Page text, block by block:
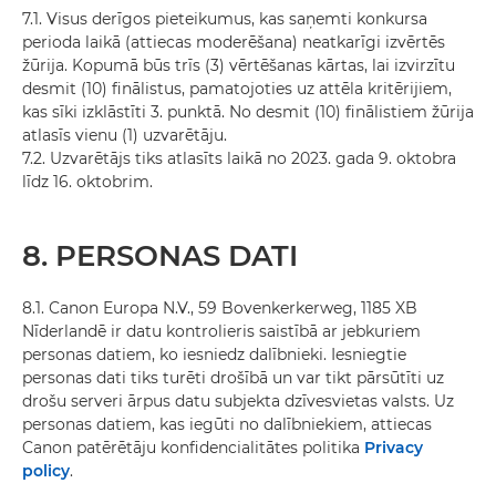
7.1. Visus derīgos pieteikumus, kas saņemti konkursa
perioda laikā (attiecas moderēšana) neatkarīgi izvērtēs
žūrija. Kopumā būs trīs (3) vērtēšanas kārtas, lai izvirzītu
desmit (10) finālistus, pamatojoties uz attēla kritērijiem,
kas sīki izklāstīti 3. punktā. No desmit (10) finālistiem žūrija
atlasīs vienu (1) uzvarētāju.
7.2. Uzvarētājs tiks atlasīts laikā no 2023. gada 9. oktobra
līdz 16. oktobrim.
8. PERSONAS DATI
8.1. Canon Europa N.V., 59 Bovenkerkerweg, 1185 XB
Nīderlandē ir datu kontrolieris saistībā ar jebkuriem
personas datiem, ko iesniedz dalībnieki. Iesniegtie
personas dati tiks turēti drošībā un var tikt pārsūtīti uz
drošu serveri ārpus datu subjekta dzīvesvietas valsts. Uz
personas datiem, kas iegūti no dalībniekiem, attiecas
Canon patērētāju konfidencialitātes politika Privacy
policy.